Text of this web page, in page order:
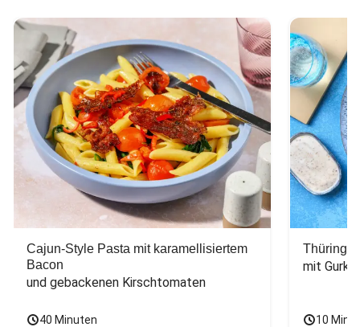
Cajun-Style Pasta mit karamellisiertem
Bacon
und gebackenen Kirschtomaten
40 Minuten
mit
10